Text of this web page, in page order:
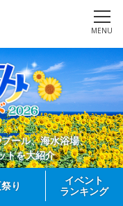
MENU
ール、海水浴場、
トを大紹介
り
イベント
ランキング